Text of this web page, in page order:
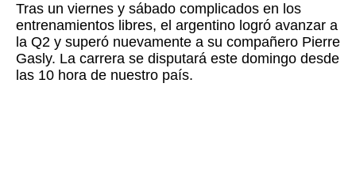
Tras un viernes y sábado complicados en los
entrenamientos libres, el argentino logró avanzar a
la Q2 y superó nuevamente a su compañero Pierre
Gasly. La carrera se disputará este domingo desde
las 10 hora de nuestro país.